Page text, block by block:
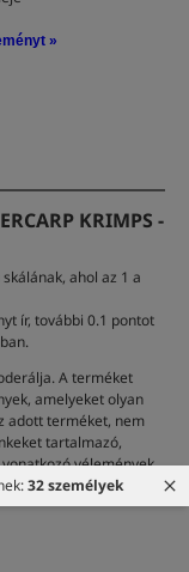
32 személyek
»
KRIMPS -
ahol az 1 a
ír, további 0.1 pontot
A terméket
amelyeket olyan
adott terméket, nem
tartalmazó,
vélemények